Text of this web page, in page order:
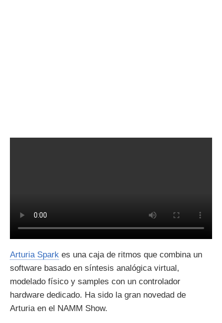
Arturia Spark es una caja de ritmos que combina un
software basado en síntesis analógica virtual,
modelado físico y samples con un controlador
hardware dedicado. Ha sido la gran novedad de
Arturia en el NAMM Show.